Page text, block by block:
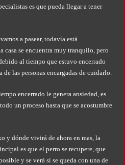
es que pueda llegar a tener
a pasear, todavía está
casa se encuentra muy tranquilo, pero
al tiempo que estuvo encerrado
las personas encargadas de cuidarlo.
encerrado le genera ansiedad, es
un proceso hasta que se acostumbre
y dónde vivirá de ahora en mas, la
es que el perro se recupere, que
y se verá si se queda con una de